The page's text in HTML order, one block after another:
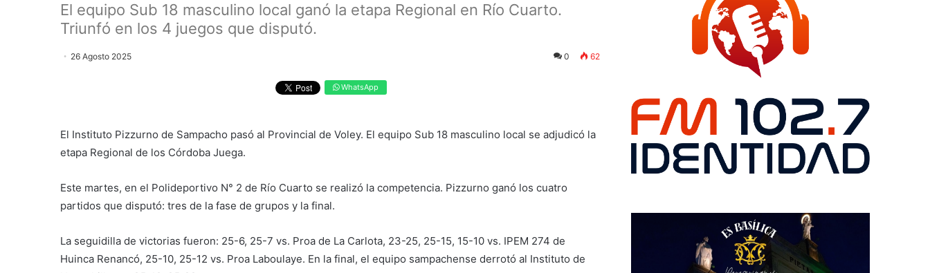
El equipo Sub 18 masculino local ganó la etapa Regional en Río Cuarto.
Triunfó en los 4 juegos que disputó.
26 Agosto 2025 0 62
WhatsApp
El Instituto Pizzurno de Sampacho pasó al Provincial de Voley. El equipo Sub 18 masculino local se adjudicó la
etapa Regional de los Córdoba Juega.
Este martes, en el Polideportivo N° 2 de Río Cuarto se realizó la competencia. Pizzurno ganó los cuatro
partidos que disputó: tres de la fase de grupos y la final.
La seguidilla de victorias fueron: 25-6, 25-7 vs. Proa de La Carlota, 23-25, 25-15, 15-10 vs. IPEM 274 de
Huinca Renancó, 25-10, 25-12 vs. Proa Laboulaye. En la final, el equipo sampachense derrotó al Instituto de